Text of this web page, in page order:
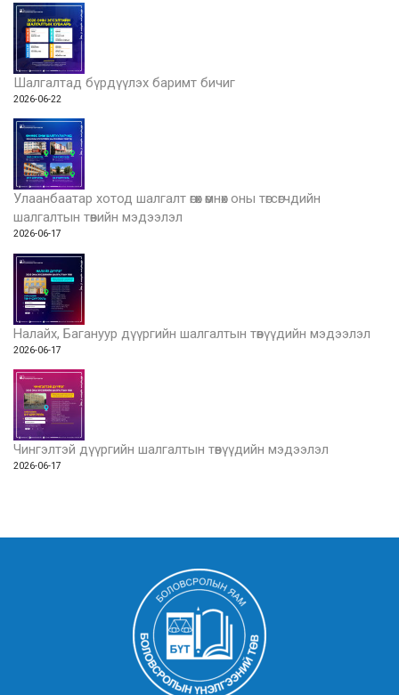
Шалгалтад бүрдүүлэх баримт бичиг
2026-06-22
Улаанбаатар хотод шалгалт өгөх өмнөх оны төгсөгчдийн
шалгалтын төвийн мэдээлэл
2026-06-17
Налайх, Багануур дүүргийн шалгалтын төвүүдийн мэдээлэл
2026-06-17
Чингэлтэй дүүргийн шалгалтын төвүүдийн мэдээлэл
2026-06-17